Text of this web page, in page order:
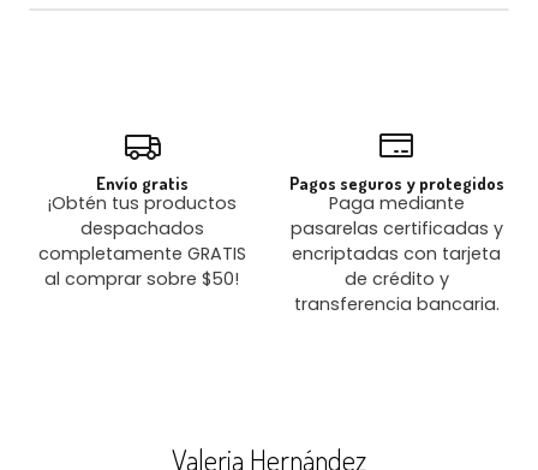
Envío gratis
¡Obtén tus productos
despachados
completamente GRATIS
al comprar sobre $50!
Pagos seguros y protegidos
Paga mediante
pasarelas certificadas y
encriptadas con tarjeta
de crédito y
transferencia bancaria.
Valeria Hernández